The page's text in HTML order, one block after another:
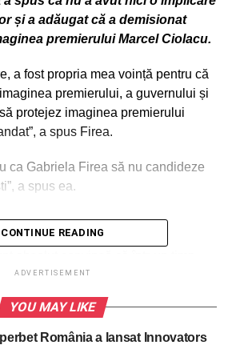
și a adăugat că a demisionat
premierului Marcel Ciolacu.
a fost propria mea voință pentru că
premierului, a guvernului și
protejez imaginea premierului
a spus Firea.
ca Gabriela Firea să nu candideze
a spus ea.
pentru care ancheta s-a
împotriva mea și a soțului
CONTINUE READING
ADVERTISEMENT
YOU MAY LIKE
România a lansat Innovators